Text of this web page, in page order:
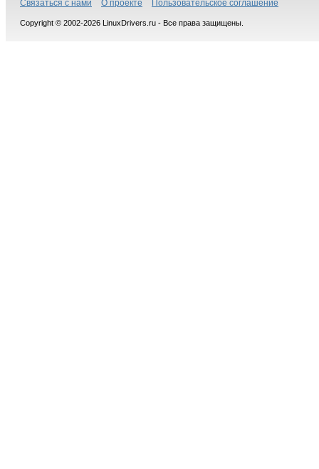
Связаться с нами О проекте Пользовательское соглашение
Copyright © 2002-2026 LinuxDrivers.ru - Все права защищены.